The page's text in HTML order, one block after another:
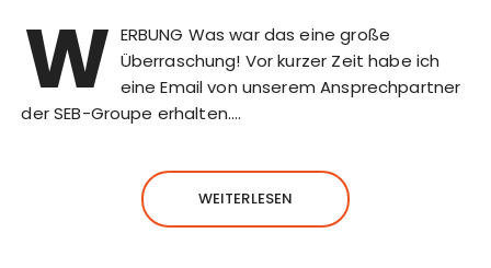
W ERBUNG Was war das eine große
Überraschung! Vor kurzer Zeit habe ich
eine Email von unserem Ansprechpartner
der SEB-Groupe erhalten….
WEITERLESEN